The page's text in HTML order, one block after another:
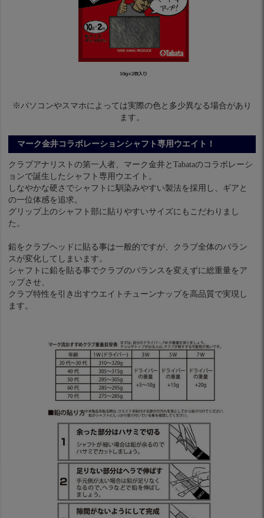
※パソコンやスマホによっては実際の色と多少異なる場合があり
ます。
マーク金井コラボレーションシャフト専用ウエイト！
クラブアナリストの第一人者、マーク金井とTabataのコラボレーシ
ョンで誕生したシャフト専用ウエイト。
しなやかな硬さでシャフトに馴染みやすい製法を採用し、ギアと
の一位体感を追求。
グリップ上のシャフト部に貼りやすいサイズにもこだわりまし
た。
鉛をクラブヘッドに貼る事は一般的ですが、クラブ全体のバラン
スが変化してしまいます。
シャフトに鉛を貼る事でクラブのバランスを変えずに総重量をア
ップさせ、
クラブ特性を引き出すウエイトチューンナップを高品質で実現し
ます。